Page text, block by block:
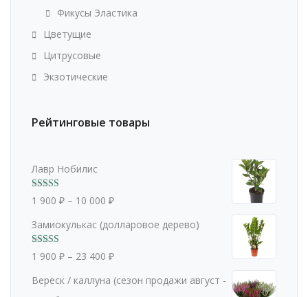
Фикусы Эластика
Цветущие
Цитрусовые
Экзотические
Рейтинговые товары
Лавр Нобилис
Оценка 5.00
из 5
1 900 ₽ – 10 000 ₽
Замиокулькас (долларовое дерево)
Оценка 5.00
из 5
1 900 ₽ – 23 400 ₽
Вереск / каллуна (сезон продажи август -